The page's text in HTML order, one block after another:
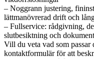
– Noggrann justering,
lättmanövrerad drift och
– Fullservice: rådgivning,
slutbesiktning och
Vill du veta vad som
kontaktformulär för att